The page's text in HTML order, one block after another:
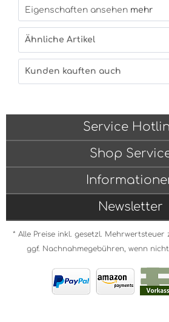
Eigenschaften ansehen mehr
Ähnliche Artikel
Kunden kauften auch
Service
Shop
Newsletter
* Alle Preise inkl. gesetzl. Mehrwertsteuer
ggf. Nachnahmegebühren, wenn